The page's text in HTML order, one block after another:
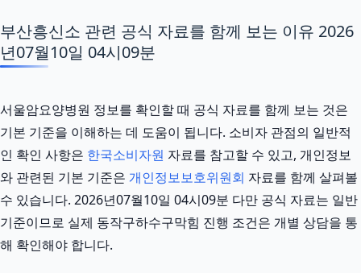
부산흥신소 관련 공식 자료를 함께 보는 이유 2026
년07월10일 04시09분
서울암요양병원 정보를 확인할 때 공식 자료를 함께 보는 것은
기본 기준을 이해하는 데 도움이 됩니다. 소비자 관점의 일반적
인 확인 사항은 한국소비자원 자료를 참고할 수 있고, 개인정보
와 관련된 기본 기준은 개인정보보호위원회 자료를 함께 살펴볼
수 있습니다. 2026년07월10일 04시09분 다만 공식 자료는 일반
기준이므로 실제 동작구하수구막힘 진행 조건은 개별 상담을 통
해 확인해야 합니다.